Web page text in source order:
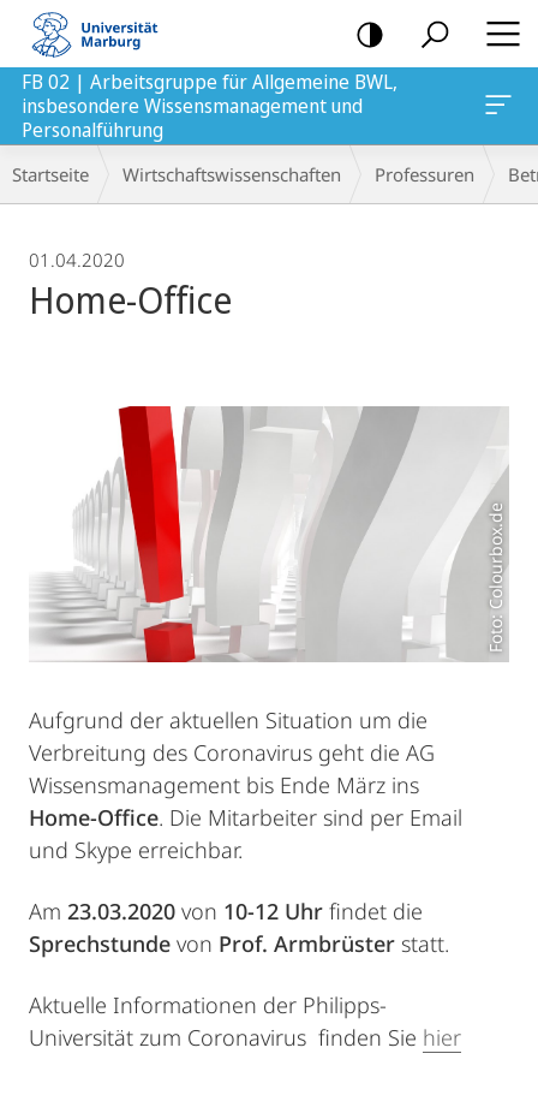
Mobile-
Navigation
und Personalführung
FB 02 | Arbeitsgruppe für Allgemeine BWL,
insbesondere Wissensmanagement und
Personalführung
Breadcrumb-
Navigation
Startseite Wirtschaftswissenschaften Professuren
01.04.2020
Home-Office
Foto: Colourbox.de
Aufgrund der aktuellen Situation um die
Verbreitung des Coronavirus geht die AG
Wissensmanagement bis Ende März ins
Home-Office. Die Mitarbeiter sind per Email
und Skype erreichbar.
Am 23.03.2020 von 10-12 Uhr findet die
Sprechstunde von Prof. Armbrüster statt.
Aktuelle Informationen der Philipps-
Universität zum Coronavirus finden Sie hier